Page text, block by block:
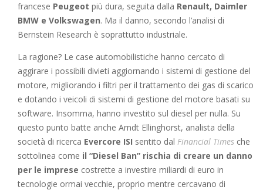
francese Peugeot più dura, seguita dalla Renault, Daimler
BMW e Volkswagen. Ma il danno, secondo l’analisi di
Bernstein Research è soprattutto industriale.
La ragione? Le case automobilistiche hanno cercato di
aggirare i possibili divieti aggiornando i sistemi di gestione del
motore, migliorando i filtri per il trattamento dei gas di scarico
e dotando i veicoli di sistemi di gestione del motore basati su
software. Insomma, hanno investito sul diesel per nulla. Su
questo punto batte anche Arndt Ellinghorst, analista della
società di ricerca Evercore ISI sentito dal Financial Times che
sottolinea come il “Diesel Ban” rischia di creare un danno
per le imprese costrette a investire miliardi di euro in
tecnologie ormai vecchie, proprio mentre cercavano di